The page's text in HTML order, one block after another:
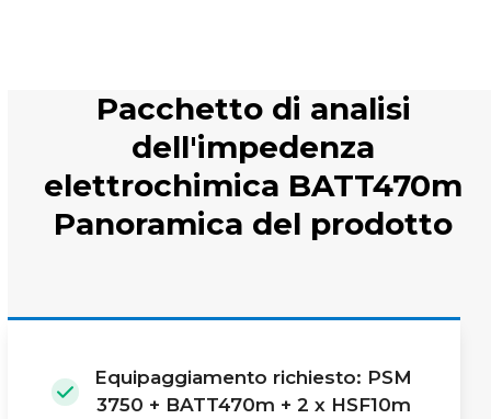
Pacchetto di analisi
dell'impedenza
elettrochimica BATT470m
Panoramica del prodotto
Equipaggiamento richiesto: PSM
3750 + BATT470m + 2 x HSF10m